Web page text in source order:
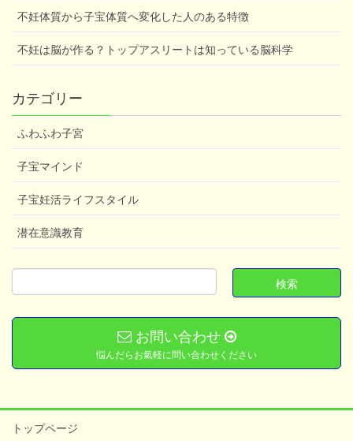
不妊体質から子宝体質へ変化した人のある特徴
不妊は脳が作る？トップアスリートは知っている脳科学
カテゴリー
ふわふわ子宮
子宝マインド
子宝妊活ライフスタイル
潜在意識教育
お問い合わせ
悩んだらお氣軽に問い合わせください
トップページ